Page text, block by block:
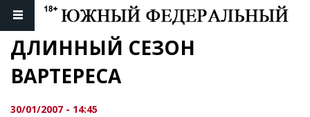
ДЛИННЫЙ СЕЗОН
ВАРТЕРЕСА
30/01/2007 - 14:45